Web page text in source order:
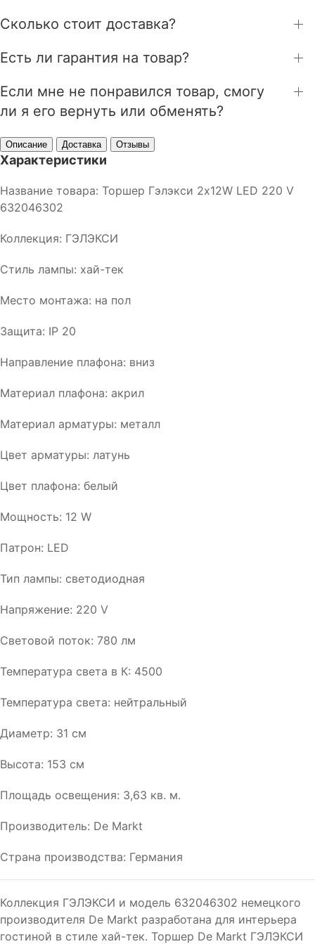
Сколько стоит доставка?
Есть ли гарантия на товар?
Если мне не понравился товар, смогу
ли я его вернуть или обменять?
Описание Доставка Отзывы
Характеристики
Название товара: Торшер Гэлэкси 2х12W LED 220 V
632046302
Коллекция: ГЭЛЭКСИ
Стиль лампы: хай-тек
Место монтажа: на пол
Защита: IP 20
Направление плафона: вниз
Материал плафона: акрил
Материал арматуры: металл
Цвет арматуры: латунь
Цвет плафона: белый
Мощность: 12 W
Патрон: LED
Тип лампы: светодиодная
Напряжение: 220 V
Световой поток: 780 лм
Температура света в К: 4500
Температура света: нейтральный
Диаметр: 31 см
Высота: 153 см
Площадь освещения: 3,63 кв. м.
Производитель: De Markt
Страна производства: Германия
Коллекция ГЭЛЭКСИ и модель 632046302 немецкого
производителя De Markt разработана для интерьера
гостиной в стиле хай-тек. Торшер De Markt ГЭЛЭКСИ